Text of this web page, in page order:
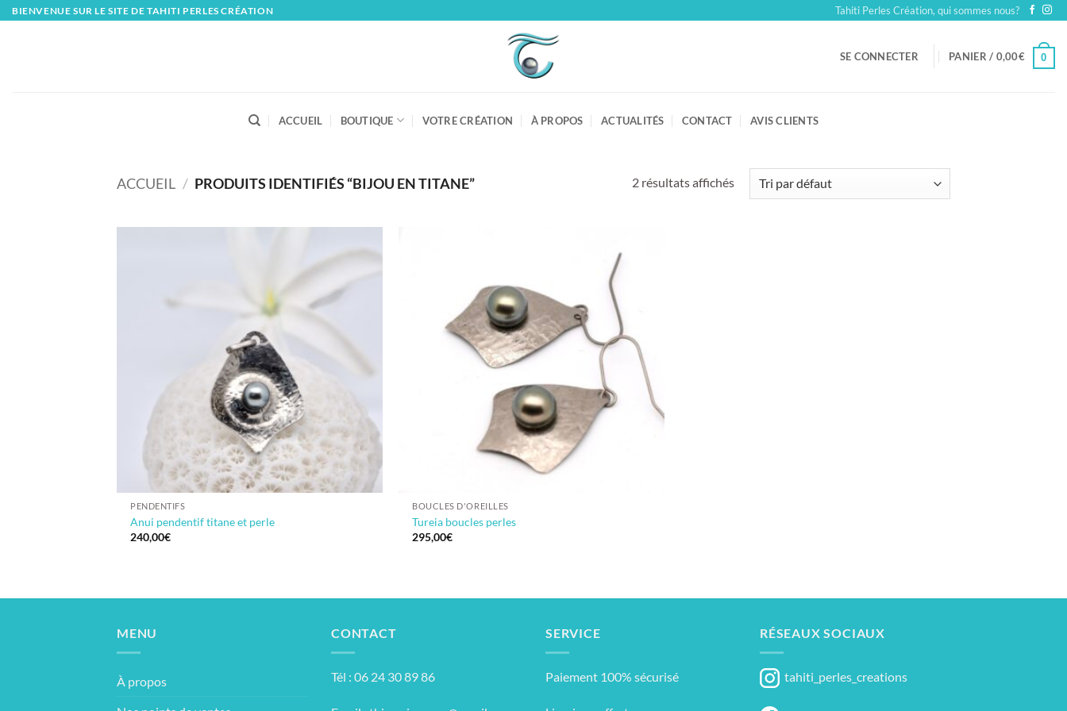
SkipBIENVENUE SUR LE SITE DE TAHITI PERLES CRÉATION Tahiti Perles Création, qui sommes nous?
SE CONNECTER PANIER / 0,00€ 0
ACCUEIL BOUTIQUE VOTRE CRÉATION À PROPOS ACTUALITÉS CONTACT AVIS CLIENTS
ACCUEIL / PRODUITS IDENTIFIÉS “BIJOU EN TITANE” 2 résultats affichés
PENDENTIFS
Anui pendentif titane et perle
240,00€
BOUCLES D'OREILLES
Tureia boucles perles
295,00€
MENU
À propos
CONTACT
Tél : 06 24 30 89 86
SERVICE
Paiement 100% sécurisé
RÉSEAUX SOCIAUX
tahiti_perles_creations